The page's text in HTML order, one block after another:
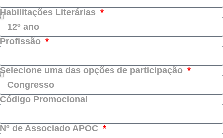
Habilitações Literárias
Profissão
Selecione uma das opções de participação
Código Promocional
Nº de Associado APOC